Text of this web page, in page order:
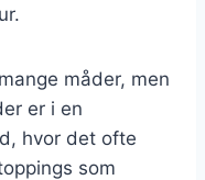
måder, men
er i en
hvor det ofte
som